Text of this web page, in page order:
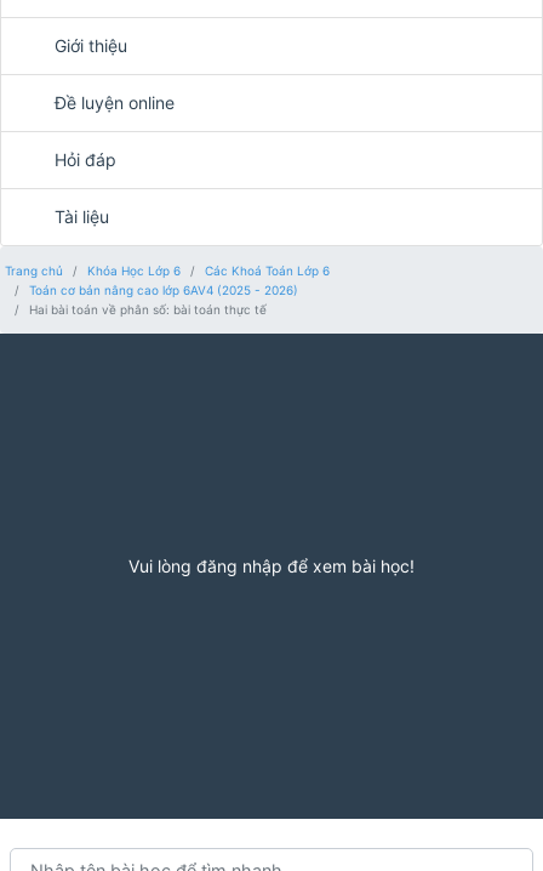
Giới thiệu
Đề luyện online
Hỏi đáp
Tài liệu
Trang chủ Khóa Học Lớp 6
Các Khoá Toán Lớp 6
Toán cơ bản nâng cao lớp 6AV4 (2025 - 2026)
Hai bài toán về phân số: bài toán thực tế
Vui lòng đăng nhập để xem bài học!